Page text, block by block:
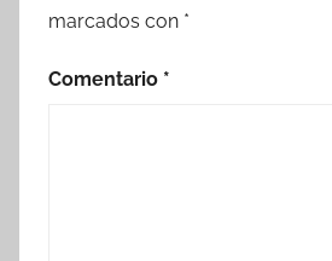
marcados con *
Comentario *